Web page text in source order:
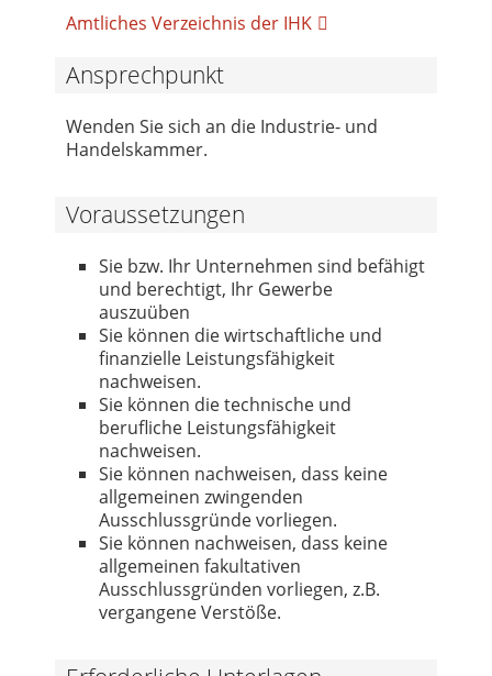
Amtliches Verzeichnis der IHK
Ansprechpunkt
Wenden Sie sich an die Industrie- und
Handelskammer.
Voraussetzungen
Sie bzw. Ihr Unternehmen sind befähigt
und berechtigt, Ihr Gewerbe
auszuüben
Sie können die wirtschaftliche und
finanzielle Leistungsfähigkeit
nachweisen.
Sie können die technische und
berufliche Leistungsfähigkeit
nachweisen.
Sie können nachweisen, dass keine
allgemeinen zwingenden
Ausschlussgründe vorliegen.
Sie können nachweisen, dass keine
allgemeinen fakultativen
Ausschlussgründen vorliegen, z.B.
vergangene Verstöße.